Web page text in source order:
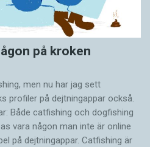
på kroken
men nu har jag sett
profiler på dejtningappar också.
Både catfishing och dogfishing
vara någon man inte är online
på dejtningappar. Catfishing är